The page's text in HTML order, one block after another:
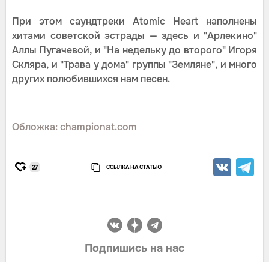
При этом саундтреки Atomic Heart наполнены
хитами советской эстрады — здесь и "Арлекино"
Аллы Пугачевой, и "На недельку до второго" Игоря
Скляра, и "Трава у дома" группы "Земляне", и много
других полюбившихся нам песен.
Обложка: championat.com
27 ССЫЛКА НА СТАТЬЮ
Подпишись на нас